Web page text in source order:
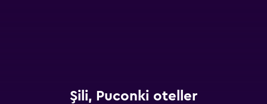
Şili, Puconki oteller